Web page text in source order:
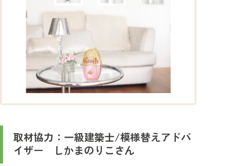
取材協力：一級建築士/模様替えアドバ
イザー しかまのりこさん